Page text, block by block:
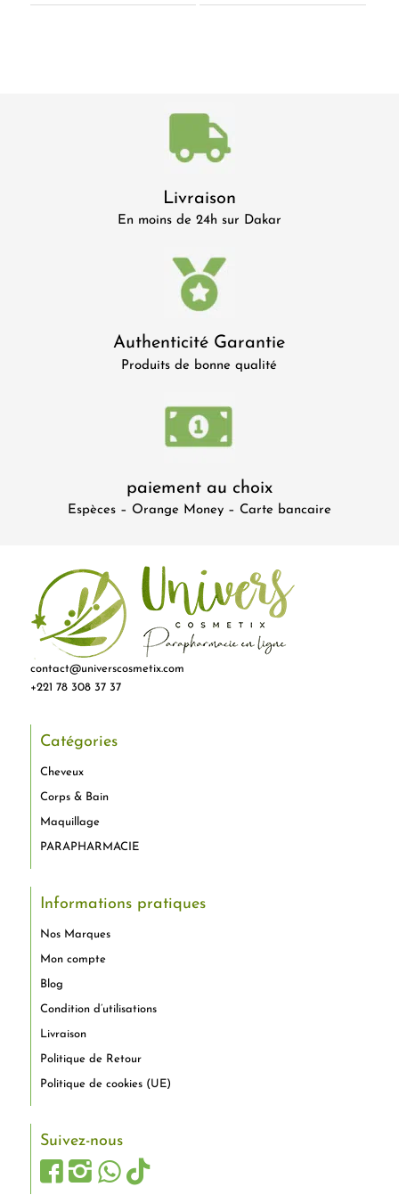
Livraison
En moins de 24h sur Dakar
Authenticité Garantie
Produits de bonne qualité
paiement au choix
Espèces – Orange Money – Carte bancaire
contact@universcosmetix.com
+221 78 308 37 37
Catégories
Cheveux
Corps & Bain
Maquillage
PARAPHARMACIE
Informations pratiques
Nos Marques
Mon compte
Blog
Condition d’utilisations
Livraison
Politique de Retour
Politique de cookies (UE)
Suivez-nous